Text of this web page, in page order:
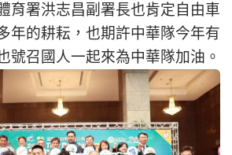
育署洪志昌副署長也肯定自由車
年的耕耘，也期許中華隊今年有
號召國人一起來為中華隊加油。